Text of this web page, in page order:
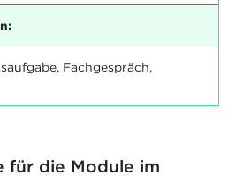
Fachgespräch,
für die Module im